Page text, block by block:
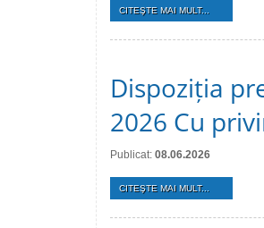
CITEŞTE MAI MULT...
Dispoziția
2026 Cu
Publicat: 08.06.2026
CITEŞTE MAI MULT...